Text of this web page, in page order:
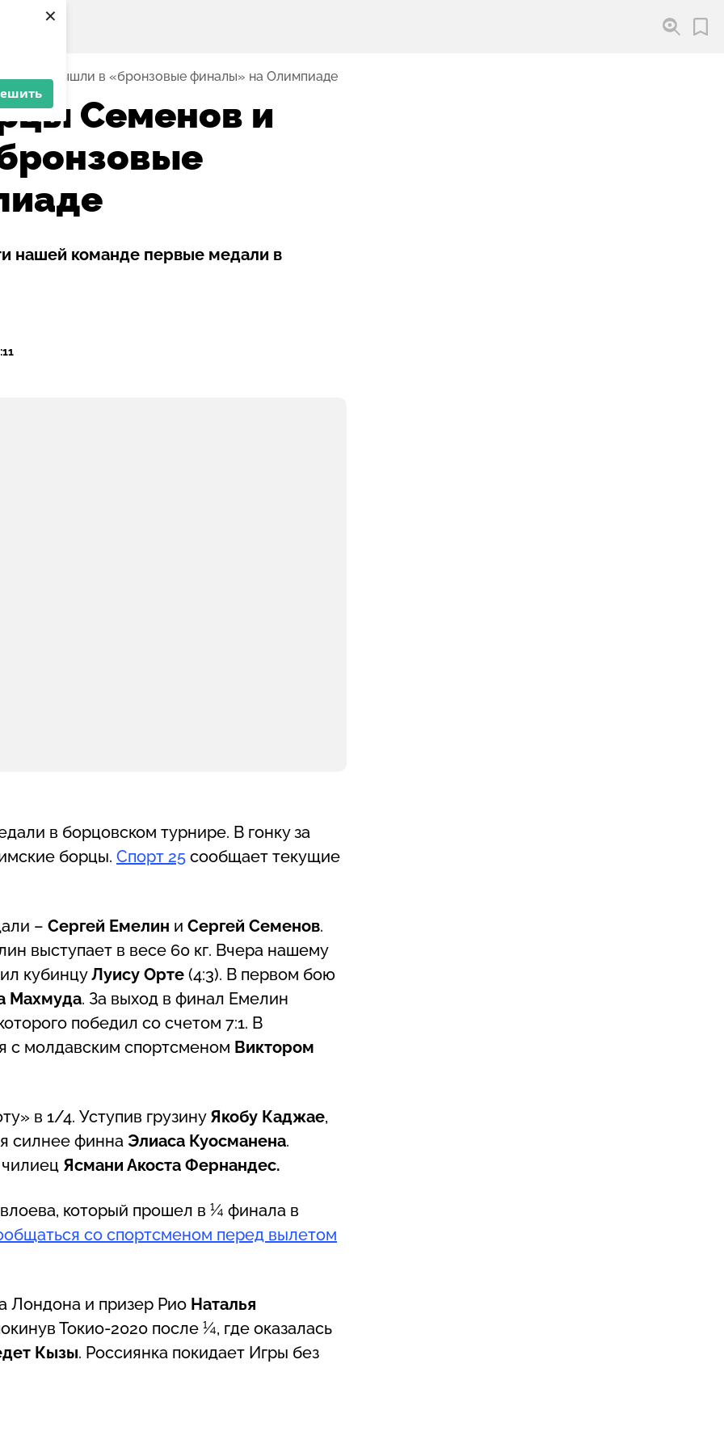
×
Емелин вышли в «бронзовые финалы» на Олимпиаде
Семенов и
нашей команде первые медали в
в борцовском турнире. В гонку за
борцы. Спорт 25 сообщает текущие
– Сергей Емелин и Сергей Семенов.
выступает в весе 60 кг. Вчера нашему
кубинцуЛуису Орте (4:3). В первом бою
Махмуда. За выход в финал Емелин
победил со счетом 7:1. В
с молдавским спортсменом Виктором
в 1/4. Уступив грузину Якобу Каджае,
силнее финна Элиаса Куосманена.
Ясмани Акоста Фернандес.
который прошел в ¼ финала в
со спортсменом перед вылетом
Лондона и призер Рио Наталья
Токио-2020 после ¼, где оказалась
Кызы. Россиянка покидает Игры без